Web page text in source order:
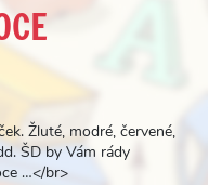
Žluté, modré, červené,
ŠD by Vám rády
…</br>